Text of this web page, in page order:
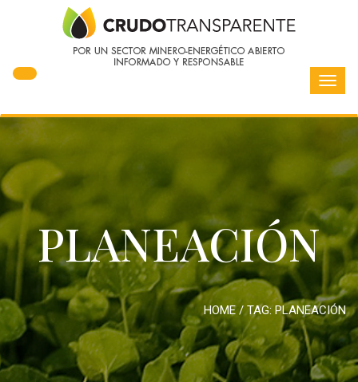
PLANEACIÓN
HOME / TAG:PLANEACIÓN